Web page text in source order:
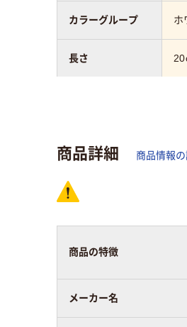
ホ
カラーグループ
長さ
商品詳細 商品情報
商品の特徴
メーカー名